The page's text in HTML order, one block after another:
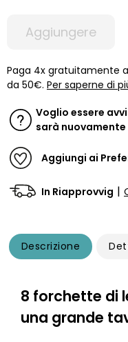
Aggiungere
Paga 4x gratuitamente
da 50€. Per saperne di
Voglio essere
sarà
Aggiungi ai
In Riapprovvig |
Descrizione
8 forchette di
una grande